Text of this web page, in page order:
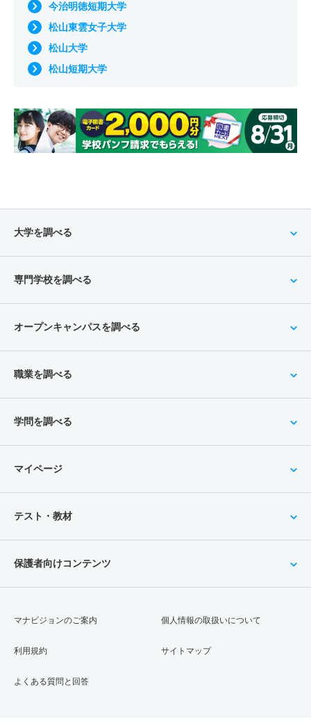
今治明徳短期大学
松山東雲女子大学
松山大学
松山短期大学
大学を調べる
専門学校を調べる
オープンキャンパスを調べる
職業を調べる
学問を調べる
マイページ
テスト・教材
保護者向けコンテンツ
マナビジョンのご案内
利用規約
よくある質問と回答
個人情報の取扱いについて
サイトマップ